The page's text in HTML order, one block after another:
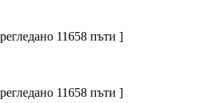
11658 пъти ]
11658 пъти ]